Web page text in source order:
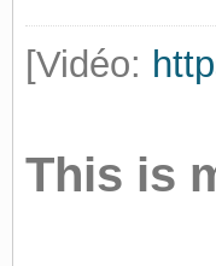
[Vidéo:
This is